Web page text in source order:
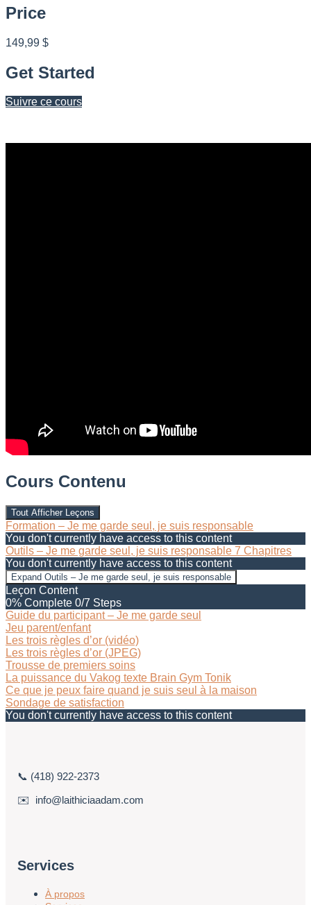
Price
149,99 $
Get Started
Suivre ce cours
Cours Contenu
Tout Afficher Leçons
Formation – Je me garde seul, je suis responsable
You don't currently have access to this content
Outils – Je me garde seul, je suis responsable 7 Chapitres
You don't currently have access to this content
Expand Outils – Je me garde seul, je suis responsable
Leçon Content
0% Complete 0/7 Steps
Guide du participant – Je me garde seul
Jeu parent/enfant
Les trois règles d’or (vidéo)
Les trois règles d’or (JPEG)
Trousse de premiers soins
La puissance du Vakog texte Brain Gym Tonik
Ce que je peux faire quand je suis seul à la maison
Sondage de satisfaction
You don't currently have access to this content
📞 (418) 922-2373
✉️ info@laithiciaadam.com
Services
À propos